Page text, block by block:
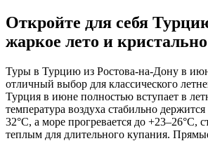
Откройте для себя
жаркое лето и
Туры в Турцию из Ростова-на-Дону в
отличный выбор для классического
Турция в июне полностью вступает в
температура воздуха стабильно
32°C, а море прогревается до +23–26°C,
теплым для длительного купания.